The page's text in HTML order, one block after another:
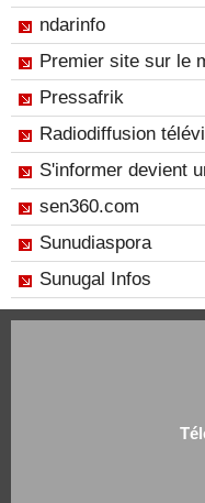
ndarinfo
Premier site sur le
Pressafrik
Radiodiffusion
S'informer devient
sen360.com
Sunudiaspora
Sunugal Infos